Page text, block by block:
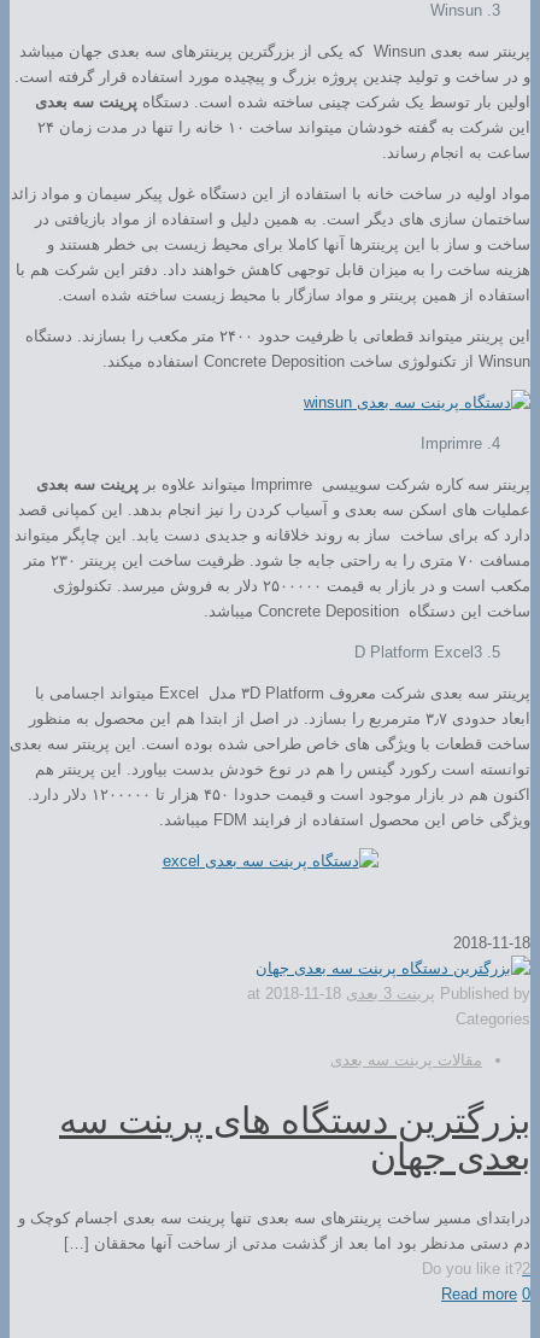
Winsun
پرینتر سه بعدی Winsun که یکی از بزرگترین پرینترهای سه بعدی جهان میباشد
و در ساخت و تولید چندین پروژه بزرگ و پیچیده مورد استفاده قرار گرفته است.
اولین بار توسط یک شرکت چینی ساخته شده است. دستگاه پرینت سه بعدی
این شرکت به گفته خودشان میتواند ساخت ۱۰ خانه را تنها در مدت زمان ۲۴
ساعت به انجام رساند.
مواد اولیه در ساخت خانه با استفاده از این دستگاه غول پیکر سیمان و مواد زائد
ساختمان سازی های دیگر است. به همین دلیل و استفاده از مواد بازیافتی در
ساخت و ساز با این پرینترها آنها کاملا برای محیط زیست بی خطر هستند و
هزینه ساخت را به میزان قابل توجهی کاهش خواهند داد. دفتر این شرکت هم با
استفاده از همین پرینتر و مواد سازگار با محیط زیست ساخته شده است.
این پرینتر میتواند قطعاتی با ظرفیت حدود ۲۴۰۰ متر مکعب را بسازند. دستگاه
Winsun از تکنولوژی ساخت Concrete Deposition استفاده میکند.
Imprimre
پرینتر سه کاره شرکت سوییسی Imprimre میتواند علاوه بر
پرینت سه بعدی
عملیات های اسکن سه بعدی و آسیاب کردن را نیز انجام بدهد. این کمپانی قصد
دارد که برای ساخت ساز به روند خلاقانه و جدیدی دست یابد. این چاپگر میتواند
مسافت ۷۰ متری را به راحتی جابه جا شود. ظرفیت ساخت این پرینتر ۲۳۰ متر
مکعب است و در بازار به قیمت ۲۵۰۰۰۰۰ دلار به فروش میرسد. تکنولوژی
ساخت این دستگاه Concrete Deposition میباشد.
D Platform Excel3
پرینتر سه بعدی شرکت معروف ۳D Platform مدل Excel میتواند اجسامی با
ابعاد حدودی ۳٫۷ مترمربع را بسازد. در اصل از ابتدا هم این محصول به منظور
ساخت قطعات با ویژگی های خاص طراحی شده بوده است. این پرینتر سه بعدی
توانسته است رکورد گینس را هم در نوع خودش بدست بیاورد. این پرینتر هم
اکنون هم در بازار موجود است و قیمت حدودا ۴۵۰ هزار تا ۱۲۰۰۰۰۰ دلار دارد.
ویژگی خاص این محصول استفاده از فرایند FDM میباشد.
2018-11-18
Published by پرینت 3 بعدی at 2018-11-18
Categories
مقالات پرینت سه بعدی
بزرگترین دستگاه های پرینت سه
بعدی جهان
درابتدای مسیر ساخت پرینترهای سه بعدی تنها پرینت سه بعدی اجسام کوچک و
دم دستی مدنظر بود اما بعد از گذشت مدتی از ساخت آنها محققان […]
Do you like it?2
0
Read more